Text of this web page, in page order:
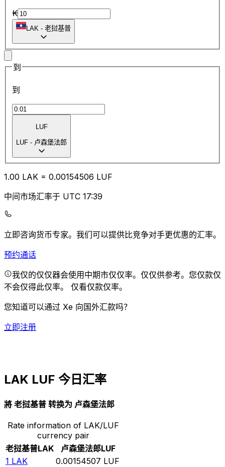
₭
LAK - 老挝基普
到
到
LUF
LUF - 卢森堡法郎
1.00 LAK = 0.00154506 LUF
中间市场汇率于 UTC 17:39
立即咨询货币专家。 我们可以提供比竞争对手更优惠的汇率。
预约通话
我仅的仅仅器会使用中期市仅仅率。仅仅供参考。您仅款仅
不会仅得此仅率。 仅看仅款仅率。
您知道可以通过 Xe 向国外汇款吗？
立即注册
LAK LUF 今日汇率
將 老挝基普 转换为 卢森堡法郎
Rate information of LAK/LUF
currency pair
老挝基普LAK 卢森堡法郎LUF
1 LAK 0.00154507 LUF